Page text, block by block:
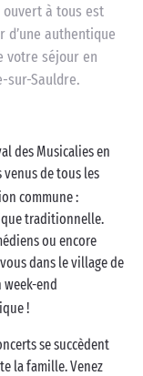
à tous est
d’une authentique
votre séjour en
sur-Sauldre.
des Musicalies en
venus de tous les
commune :
traditionnelle.
ou encore
dans le village de
week-end
!
se succèdent
la famille. Venez